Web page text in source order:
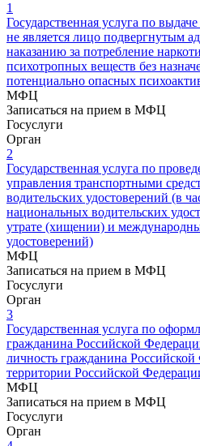
1
Государственная услуга по
не является лицо подвергнутым
наказанию за потребление
психотропных веществ без
потенциально опасных
МФЦ
Записаться на прием в МФЦ
Госуслуги
Орган
2
Государственная услуга по
управления транспортными
водительских удостоверений (в
национальных водительских
утрате (хищении) и
удостоверений)
МФЦ
Записаться на прием в МФЦ
Госуслуги
Орган
3
Государственная услуга по
гражданина Российской
личность гражданина
территории Российской
МФЦ
Записаться на прием в МФЦ
Госуслуги
Орган